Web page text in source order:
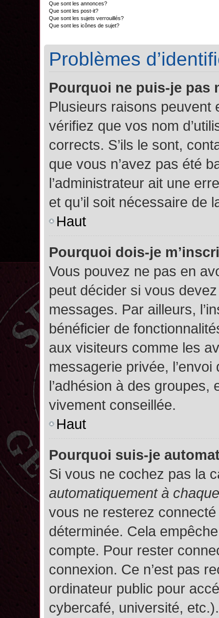
Que sont les annonces?
Que sont les post-it?
Que sont les sujets verrouillés?
Que sont les icônes de sujet?
Problèmes
Pourquoi ne puis-je pas
Plusieurs raisons peuvent
vérifiez que vos nom
corrects. S’ils le sont,
que vous n’avez pas été
l’administrateur ait une
et qu’il soit nécessaire de
Haut
Pourquoi dois-je
Vous pouvez ne pas en
peut décider si vous
messages. Par ailleurs,
bénéficier de
aux visiteurs comme les
messagerie privée,
l’adhésion à des groupes,
vivement conseillée.
Haut
Pourquoi suis-je
Si vous ne cochez pas la
automatiquement à
vous ne resterez
déterminée. Cela
compte. Pour rester
connexion. Ce n’est pas
ordinateur public pour
cybercafé, université,